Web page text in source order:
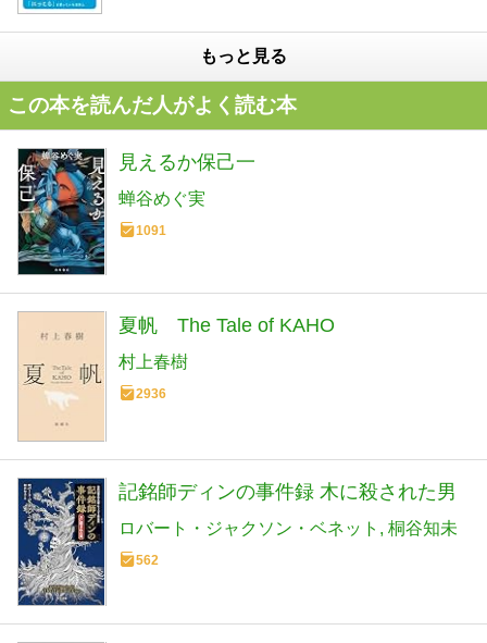
もっと見る
この本を読んだ人がよく読む本
見えるか保己一
蝉谷めぐ実
1091
夏帆 The Tale of KAHO
村上春樹
2936
記銘師ディンの事件録 木に殺された男
ロバート・ジャクソン・ベネット 桐谷知未
562